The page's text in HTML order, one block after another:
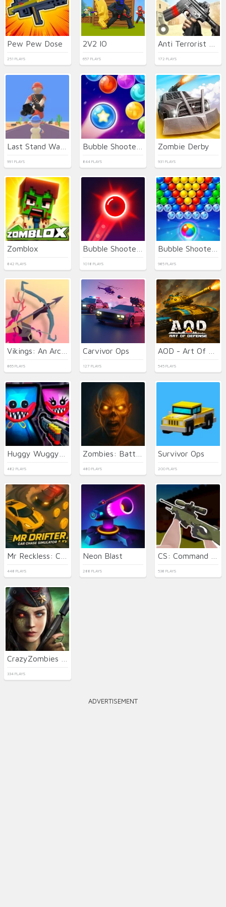
Pew Pew Dose
251 PLAYS
2V2 IO
657 PLAYS 172 PLAYS
991 PLAYS 844 PLAYS
Zombie Derby
931 PLAYS
Zomblox
842 PLAYS 1018 PLAYS 985 PLAYS
865 PLAYS
Carvivor Ops
127 PLAYS 545 PLAYS
482 PLAYS 480 PLAYS
Survivor Ops
200 PLAYS
448 PLAYS
Neon Blast
288 PLAYS 538 PLAYS
334 PLAYS
ADVERTISEMENT